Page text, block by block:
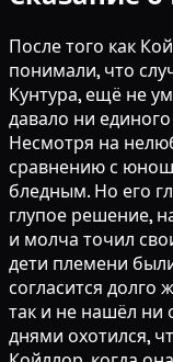
После того как Койллор вернулась на небо, Укуку, ослеплённый золотыми стрелами солнца, остался в племени и один воспитывал маленького Кунтура. Люди понимали, что случилось на самом деле, и пусть они не изгнали отца с сыном из племени, всё равно сторонились их обоих. Наказание постигло даже малолетнего Кунтура, ещё не умевшего на тот момент говорить. Как и его немногословный отец, где бы он ни появлялся, Солнце непременно скрывалось за грядой облаков и не давало ни единого лучика света. А вдруг Солнце разгневается и на тех, кто с ними дружен? Ни один человек в племени не хотел проверять это на собственной шкуре. Несмотря на нелюбовь Солнца, Кунтур всё-таки вырос. Но так же, как злакофрукты перед его домом были гораздо меньше, чем у соседей, Кунтур выглядел слабым по сравнению с юношами своего возраста. Бедный мальчик никогда не знал, что такое солнечное тепло, поэтому его лицо было не румяным, как у обычного ребёнка, а бледным. Но его глаза сверкали, подобно звёздам, как и у его матери. Надо сказать, именно из-за этих ярких, словно звёзды, глаз, Укуку и принял в своё время столь глупое решение, навлёкшее на него беду. «А бывают